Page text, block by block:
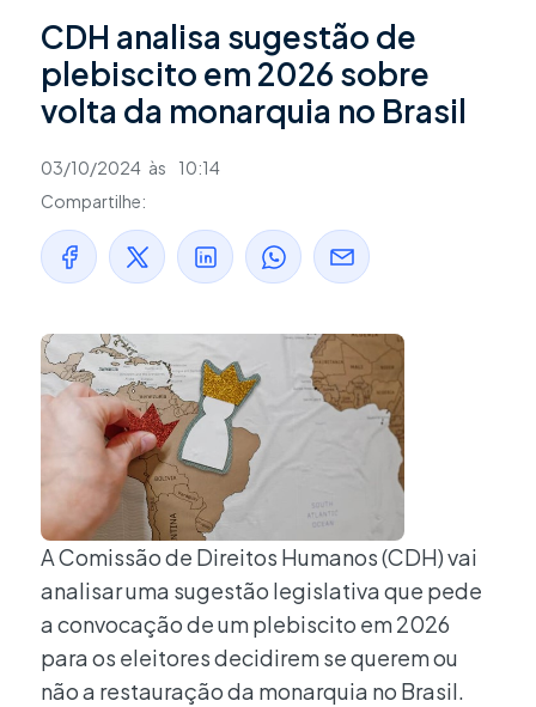
CDH analisa sugestão de
plebiscito em 2026 sobre
volta da monarquia no Brasil
03/10/2024 às
10:14
Compartilhe:
A Comissão de Direitos Humanos (CDH) vai
analisar uma sugestão legislativa que pede
a convocação de um plebiscito em 2026
para os eleitores decidirem se querem ou
não a restauração da monarquia no Brasil.